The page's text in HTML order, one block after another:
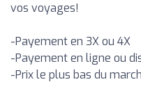
vos voyages!
-Payement en 3X ou 4X
-Payement en ligne ou
-Prix le plus bas du